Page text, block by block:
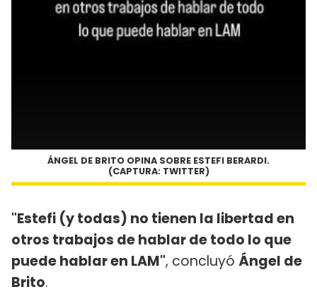
ÁNGEL DE BRITO OPINA SOBRE ESTEFI BERARDI.
(CAPTURA: TWITTER)
"Estefi (y todas) no tienen la libertad en
otros trabajos de hablar de todo lo que
puede hablar en LAM", concluyó Ángel de
Brito.